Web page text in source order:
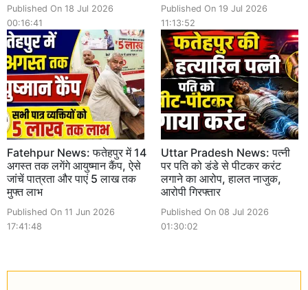
Published On 18 Jul 2026
00:16:41
Published On 19 Jul 2026
11:13:52
Fatehpur News: फतेहपुर में 14
अगस्त तक लगेंगे आयुष्मान कैंप, ऐसे
जांचें पात्रता और पाएं 5 लाख तक
मुफ्त लाभ
Published On 11 Jun 2026
17:41:48
Uttar Pradesh News: पत्नी
पर पति को डंडे से पीटकर करंट
लगाने का आरोप, हालत नाजुक,
आरोपी गिरफ्तार
Published On 08 Jul 2026
01:30:02